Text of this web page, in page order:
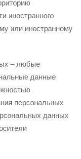
иностранного
или иностранному
– любые
данные
персональных
данных